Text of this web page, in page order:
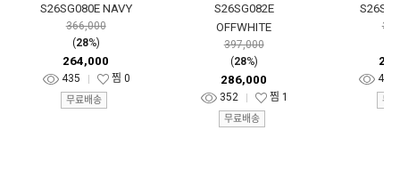
S26SG080E NAVY
366,000
(28%)
264,000
435 찜 0
무료배송
S26SG082E
OFFWHITE
397,000
(28%)
286,000
352 찜 1
무료배송
414
무